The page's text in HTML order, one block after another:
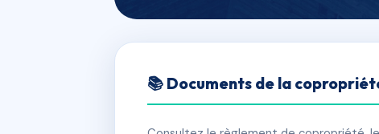
SDC
📚 Documents de la